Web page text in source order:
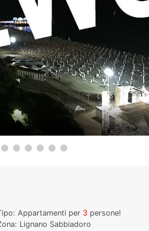
per3 persone!
Lignano Sabbiadoro